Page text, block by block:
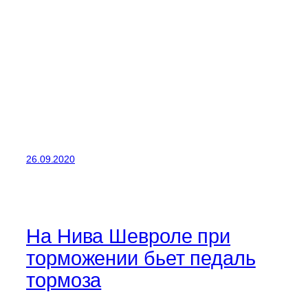
26.09.2020
На Нива Шевроле при
торможении бьет педаль
тормоза